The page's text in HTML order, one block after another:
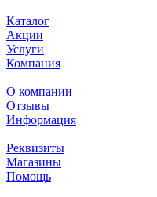
Каталог
Акции
Услуги
Компания
О компании
Отзывы
Информация
Реквизиты
Магазины
Помощь